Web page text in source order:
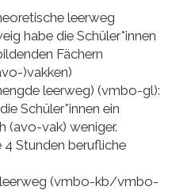
leerweg
habe die Schüler*innen
Fächern
)vakken)
leerweg) (vmbo-gl):
Schüler*innen ein
(avo-vak) weniger.
Stunden berufliche
(vmbo-kb/vmbo-